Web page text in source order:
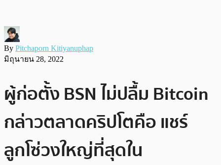
By Pitchaporn Kitiyanuphap
มิถุนายน 28, 2022
ผู้ก่อตั้ง BSN ไม่ปลื้ม Bitcoin
กล่าวตลาดคริปโตคือ แชร์
ลูกโซ่วงใหญ่ที่สุดใน